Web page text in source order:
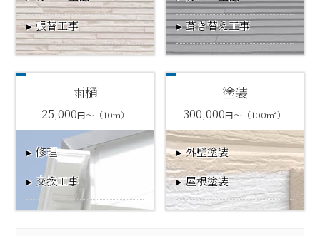
張替工事
葺き替え工事
雨樋
25,000円～（10m）
修理
交換工事
塗装
300,000円～（100m²）
外壁塗装
屋根塗装